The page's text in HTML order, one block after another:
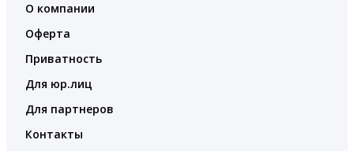
О компании
Оферта
Приватность
Для юр.лиц
Для партнеров
Контакты